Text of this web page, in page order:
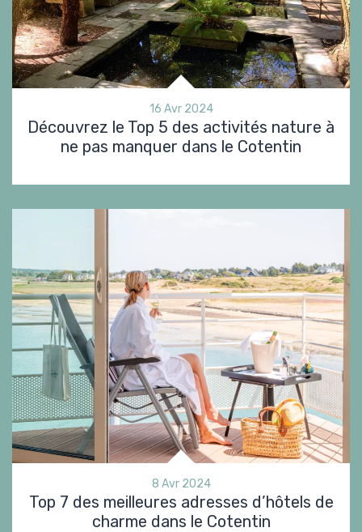
16 Avr 2024
Découvrez le Top 5 des activités nature à
ne pas manquer dans le Cotentin
8 Avr 2024
Top 7 des meilleures adresses d’hôtels de
charme dans le Cotentin